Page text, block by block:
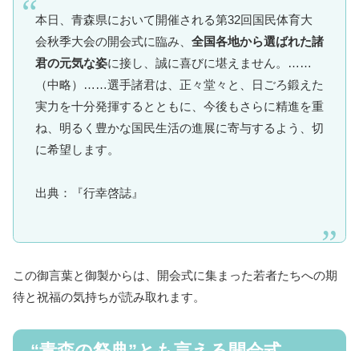
本日、青森県において開催される第32回国民体育大
会秋季大会の開会式に臨み、 全国各地から選ばれた諸
君の元気な姿に接し、誠に喜びに堪えません。……
（中略）……選手諸君は、正々堂々と、日ごろ鍛えた
実力を十分発揮するとともに、今後もさらに精進を重
ね、明るく豊かな国民生活の進展に寄与するよう、切
に希望します。
出典：『行幸啓誌』
この御言葉と御製からは、開会式に集まった若者たちへの期
待と祝福の気持ちが読み取れます。